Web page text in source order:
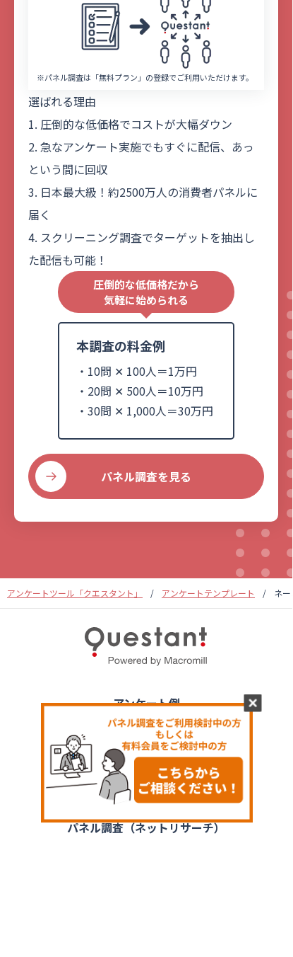
※パネル調査は「無料プラン」の登録でご利用いただけます。
圧倒的な低価格だから
気軽に始められる
本調査の料金例
・10問 ✕ 100人＝1万円
・20問 ✕ 500人＝10万円
・30問 ✕ 1,000人＝30万円
パネル調査を見る
選ばれる理由
1. 圧倒的な低価格でコストが大幅ダウン
2. 急なアンケート実施でもすぐに配信、あっ
という間に回収
3. 日本最大級！約2500万人の消費者パネルに
届く
4. スクリーニング調査でターゲットを抽出し
た配信も可能！
アンケートツール「クエスタント」 アンケートテンプレート ネ
アンケート例
アンケートテンプレート
活用シーン
お客様の声
パネル調査（ネットリサーチ）